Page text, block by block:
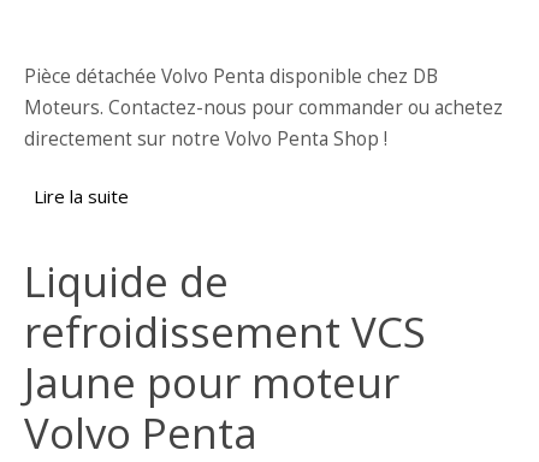
Pièce détachée Volvo Penta disponible chez DB
Moteurs. Contactez-nous pour commander ou achetez
directement sur notre Volvo Penta Shop !
Lire la suite
Liquide de
refroidissement VCS
Jaune pour moteur
Volvo Penta